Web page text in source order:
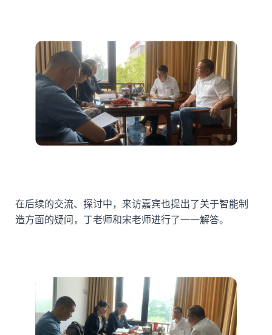
在后续的交流、探讨中，来访嘉宾也提出了关于智能制
造方面的疑问，丁老师和宋老师进行了一一解答。